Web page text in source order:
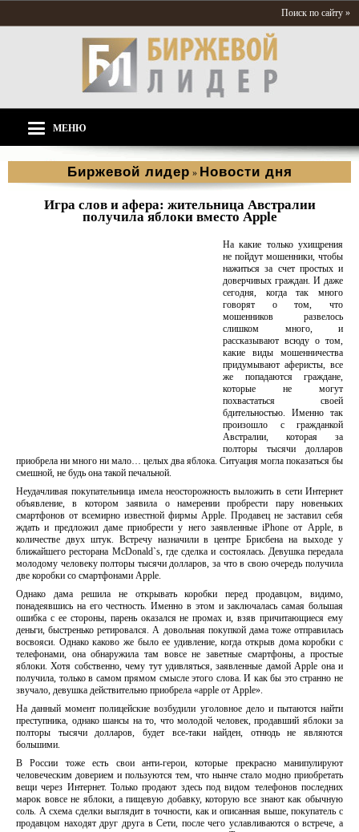
Поиск по сайту »
МЕНЮ
Биржевой лидер » Новости дня
Игра слов и афера: жительница Австралии
получила яблоки вместо Apple
На какие только ухищрения
не пойдут мошенники, чтобы
нажиться за счет простых и
доверчивых граждан. И даже
сегодня, когда так много
говорят о том, что
мошенников развелось
слишком много, и
рассказывают всюду о том,
какие виды мошенничества
придумывают аферисты, все
же попадаются граждане,
которые не могут
похвастаться своей
бдительностью. Именно так
произошло с гражданкой
Австралии, которая за
полторы тысячи долларов
приобрела ни много ни мало… целых два яблока. Ситуация могла показаться бы
смешной, не будь она такой печальной.
Неудачливая покупательница имела неосторожность выложить в сети Интернет
объявление, в котором заявила о намерении пробрести пару новеньких
смартфонов от всемирно известной фирмы Apple. Продавец не заставил себя
ждать и предложил даме приобрести у него заявленные iPhone от Apple, в
количестве двух штук. Встречу назначили в центре Брисбена на выходе у
ближайшего ресторана McDonald`s, где сделка и состоялась. Девушка передала
молодому человеку полторы тысячи долларов, за что в свою очередь получила
две коробки со смартфонами Apple.
Однако дама решила не открывать коробки перед продавцом, видимо,
понадеявшись на его честность. Именно в этом и заключалась самая большая
ошибка с ее стороны, парень оказался не промах и, взяв причитающиеся ему
деньги, быстренько ретировался. А довольная покупкой дама тоже отправилась
восвояси. Однако каково же было ее удивление, когда открыв дома коробки с
телефонами, она обнаружила там вовсе не заветные смартфоны, а простые
яблоки. Хотя собственно, чему тут удивляться, заявленные дамой Apple она и
получила, только в самом прямом смысле этого слова. И как бы это странно не
звучало, девушка действительно приобрела «apple от Apple».
На данный момент полицейские возбудили уголовное дело и пытаются найти
преступника, однако шансы на то, что молодой человек, продавший яблоки за
полторы тысячи долларов, будет все-таки найден, отнюдь не являются
большими.
В России тоже есть свои анти-герои, которые прекрасно манипулируют
человеческим доверием и пользуются тем, что нынче стало модно приобретать
вещи через Интернет. Только продают здесь под видом телефонов последних
марок вовсе не яблоки, а пищевую добавку, которую все знают как обычную
соль. А схема сделки выглядит в точности, как и описанная выше, покупатель с
продавцом находят друг друга в Сети, после чего уславливаются о встрече, а